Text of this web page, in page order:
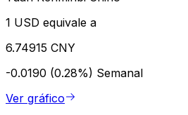
1 USD equivale a
6.74915 CNY
-0.0190 (0.28%) Semanal
Ver gráfico